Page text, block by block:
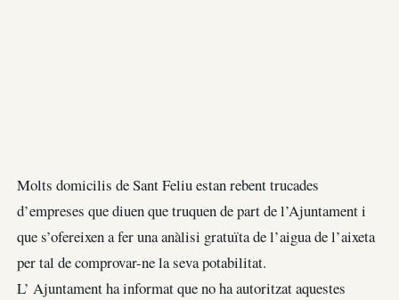
Molts domicilis de Sant Feliu estan rebent trucades
d’empreses que diuen que truquen de part de l’Ajuntament i
que s’ofereixen a fer una anàlisi gratuïta de l’aigua de l’aixeta
per tal de comprovar-ne la seva potabilitat.
L’ Ajuntament ha informat que no ha autoritzat aquestes